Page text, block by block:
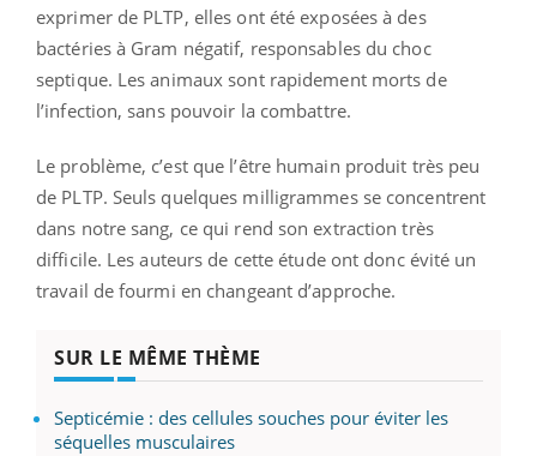
exprimer de PLTP, elles ont été exposées à des
bactéries à Gram négatif, responsables du choc
septique. Les animaux sont rapidement morts de
l’infection, sans pouvoir la combattre.
Le problème, c’est que l’être humain produit très peu
de PLTP. Seuls quelques milligrammes se concentrent
dans notre sang, ce qui rend son extraction très
difficile. Les auteurs de cette étude ont donc évité un
travail de fourmi en changeant d’approche.
SUR LE MÊME THÈME
Septicémie : des cellules souches pour éviter les
séquelles musculaires